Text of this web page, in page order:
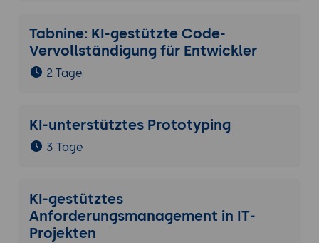
Tabnine: KI-gestützte Code-
Vervollständigung für Entwickler
2 Tage
KI-unterstütztes Prototyping
3 Tage
KI-gestütztes
Anforderungsmanagement in IT-
Projekten